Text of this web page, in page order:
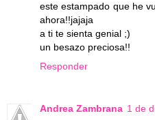
este estampado que he
ahora!!jajaja
a ti te sienta genial ;)
un besazo preciosa!!
Responder
Andrea Zambrana 1 de